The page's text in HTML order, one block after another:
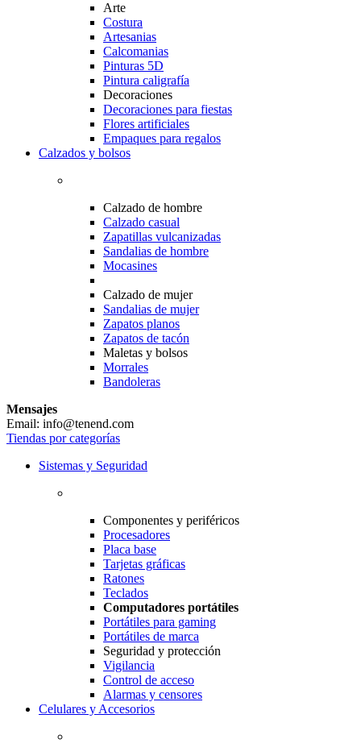
Arte
Costura
Artesanias
Calcomanias
Pinturas 5D
Pintura caligrafía
Decoraciones
Decoraciones para fiestas
Flores artificiales
Empaques para regalos
Calzados y bolsos
Calzado de hombre
Calzado casual
Zapatillas vulcanizadas
Sandalias de hombre
Mocasines
Calzado de mujer
Sandalias de mujer
Zapatos planos
Zapatos de tacón
Maletas y bolsos
Morrales
Bandoleras
Mensajes
Email: info@tenend.com
Tiendas por categorías
Sistemas y Seguridad
Componentes y periféricos
Procesadores
Placa base
Tarjetas gráficas
Ratones
Teclados
Computadores portátiles
Portátiles para gaming
Portátiles de marca
Seguridad y protección
Vigilancia
Control de acceso
Alarmas y censores
Celulares y Accesorios